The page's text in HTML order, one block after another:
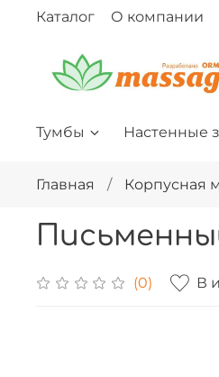
Каталог О компании
Тумбы Настенные
Главная Корпусная
(0) В